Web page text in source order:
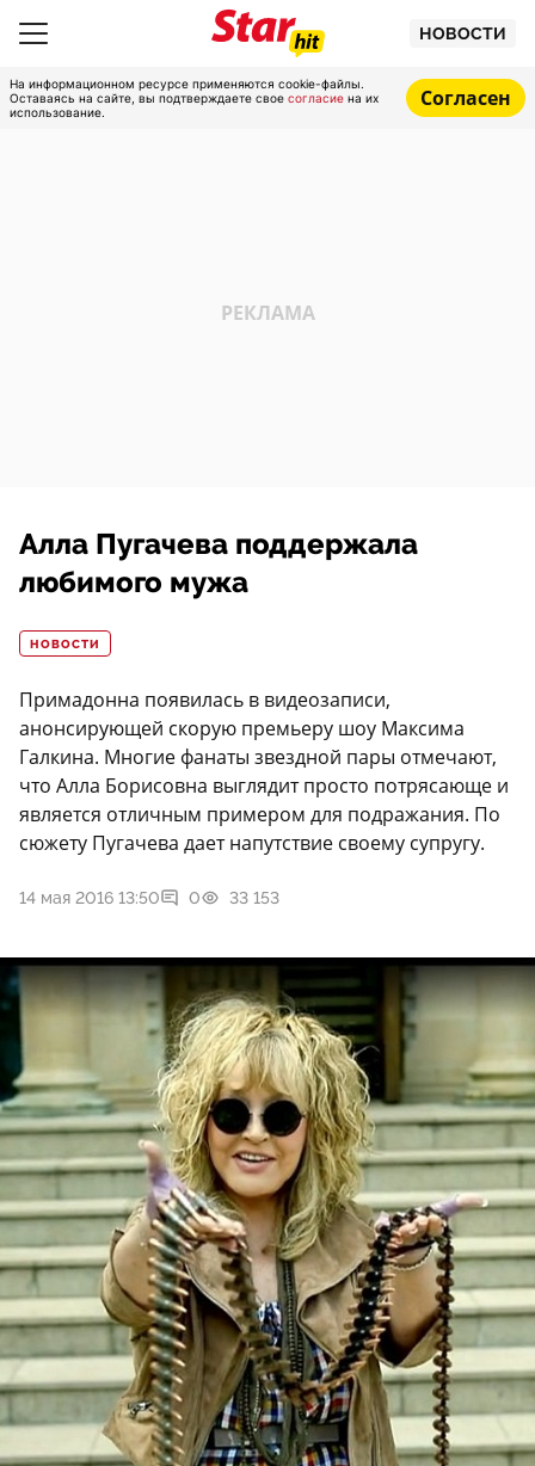
НОВОСТИ
На информационном ресурсе применяются cookie-файлы.
Оставаясь на сайте, вы подтверждаете свое согласие на их
использование.
Согласен
Алла Пугачева поддержала
любимого мужа
НОВОСТИ
Примадонна появилась в видеозаписи,
анонсирующей скорую премьеру шоу Максима
Галкина. Многие фанаты звездной пары отмечают,
что Алла Борисовна выглядит просто потрясающе и
является отличным примером для подражания. По
сюжету Пугачева дает напутствие своему супругу.
14 мая 2016 13:50 0 33 153